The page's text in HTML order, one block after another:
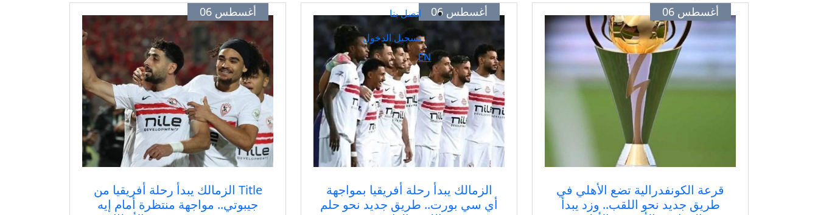
اتصل بنا
تسجيل الدخول
EN
أغسطس 06
قرعة الكونفدرالية تضع الأهلي في
طريق جديد نحو اللقب.. وزد يبدأ
أغسطس 06
الزمالك يبدأ رحلة أفريقيا بمواجهة
أي سي بورت.. طريق جديد نحو حلم
أغسطس 06
Title الزمالك يبدأ رحلة أفريقيا من
جيبوتي.. مواجهة منتظرة أمام إيه